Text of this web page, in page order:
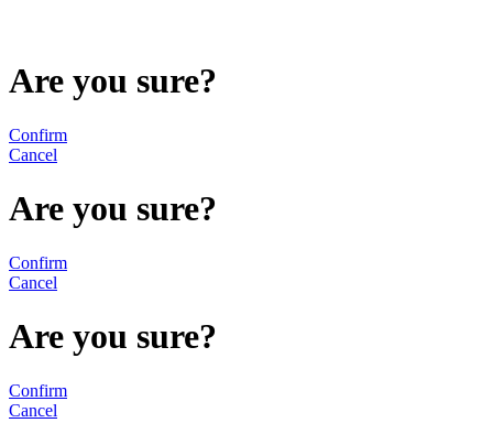
Are you sure?
Confirm
Cancel
Are you sure?
Confirm
Cancel
Are you sure?
Confirm
Cancel